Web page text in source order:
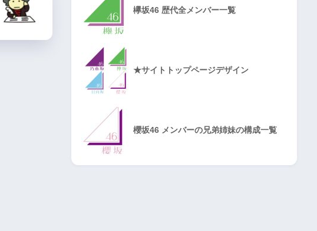
欅坂46 歴代全メンバー一覧
★サイトトップページデザイン
櫻坂46 メンバーの兄弟姉妹の構成一覧